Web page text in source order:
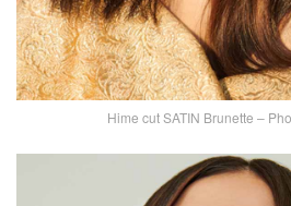
Hime cut SATIN Brunette –